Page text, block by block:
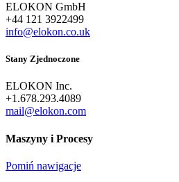
ELOKON GmbH
+44 121 3922499
info@elokon.co.uk
Stany Zjednoczone
ELOKON Inc.
+1.678.293.4089
mail@elokon.com
Maszyny i Procesy
Pomiń nawigacje